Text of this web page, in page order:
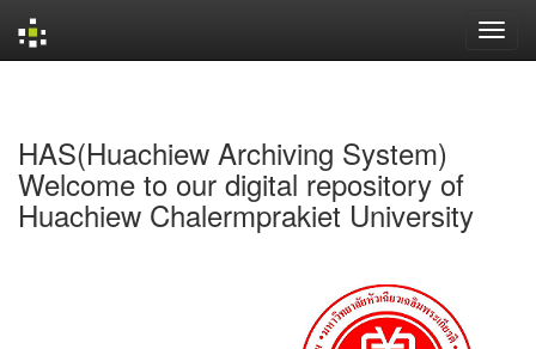
HAS(Huachiew Archiving System)
Welcome to our digital repository of
Huachiew Chalermprakiet University